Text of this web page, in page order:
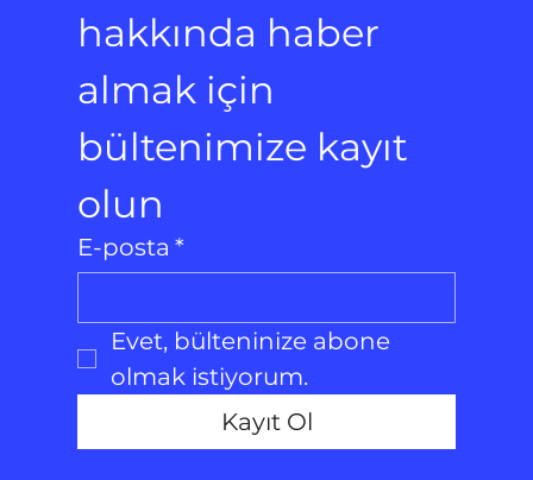
hakkında haber
almak için
bültenimize kayıt
olun
E-posta *
Evet, bülteninize abone
olmak istiyorum.
Kayıt Ol